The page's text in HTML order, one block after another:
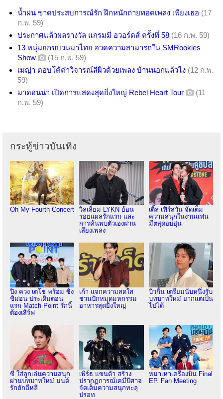
น้ำฝน ขาดประสบการณ์รัก ฝึกหนักถ่ายทอดเพลง เพียงเธอ (17
ก.พ. 59)
ประกาศแล้วผลรางวัล แกรมมี อวอร์ดส์ ครั้งที่ 58 (16 ก.พ. 59)
13 หนุ่มยกขบวนมาไทย อวดความสามารถใน SMRookies
Show
(15 ก.พ. 59)
เมญ่า ตอบโต้คำวิจารณ์สีผิวด้วยเพลง บ้านนอกแล้วไง (12 ก.พ.
59)
มาดอนน่า เปิดการแสดงสุดยิ่งใหญ่ Rebel Heart Tour
(11
ก.พ. 59)
กระทู้ข่าวบันเทิง
Oh My Fourth Concert
วิลเลี่ยม LYKN ย้อน
รอยแผลรักแรก และ
การค้นพบตัวเองผ่าน
เสียงเพลง
เติ้ล เฟิร์สวัน จัดเต็ม
ความสนุกในงานแฟน
มีตสุดอบอุ่น
ปิง ควง เตโช พร้อม ซิง
ชิม่อน ประเดิมตอน
แรก Match Point รักนี้
ต้องเสิร์ฟ
เก้า แจกความสดใส
ชวนปักหมุดมหกรรม
อาหารสุดยิ่งใหญ่
บิวกิ้น เตรียมนับหนึ่งรับ
บทบาทใหม่ ยากแต่เป็น
ไปได้
ซี ใส่ลูกเล่นความสนุก
ผ่านบทบาทใหม่ มนต์
รักฮักอีหลี
เพิร์ธ แซนต้า สร้าง
ปรากฏการณ์เคมีปีศาจ
จัดเต็มความสนุกทะลุ
ปรอท
หมาเห่าเครื่องบิน Final
EP. Fan Meeting